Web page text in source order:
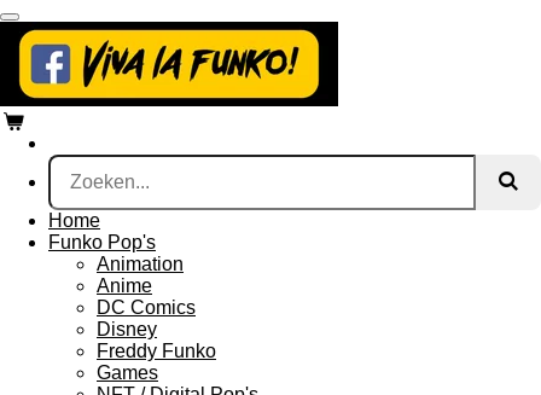
Ga
direct
naar
de
hoofdinhoud
Home
Funko Pop's
Animation
Anime
DC Comics
Disney
Freddy Funko
Games